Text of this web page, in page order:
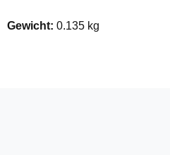
Gewicht: 0.135 kg